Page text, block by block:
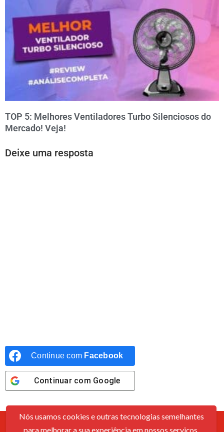
TOP 5: Melhores Ventiladores Turbo Silenciosos do
Mercado! Veja!
Deixe uma resposta
Continue com Facebook
Continuar com Google
Nós usamos cookies e outras tecnologias semelhantes
para melhorar a sua experiência em nossos serviços,